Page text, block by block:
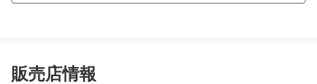
販売店情報